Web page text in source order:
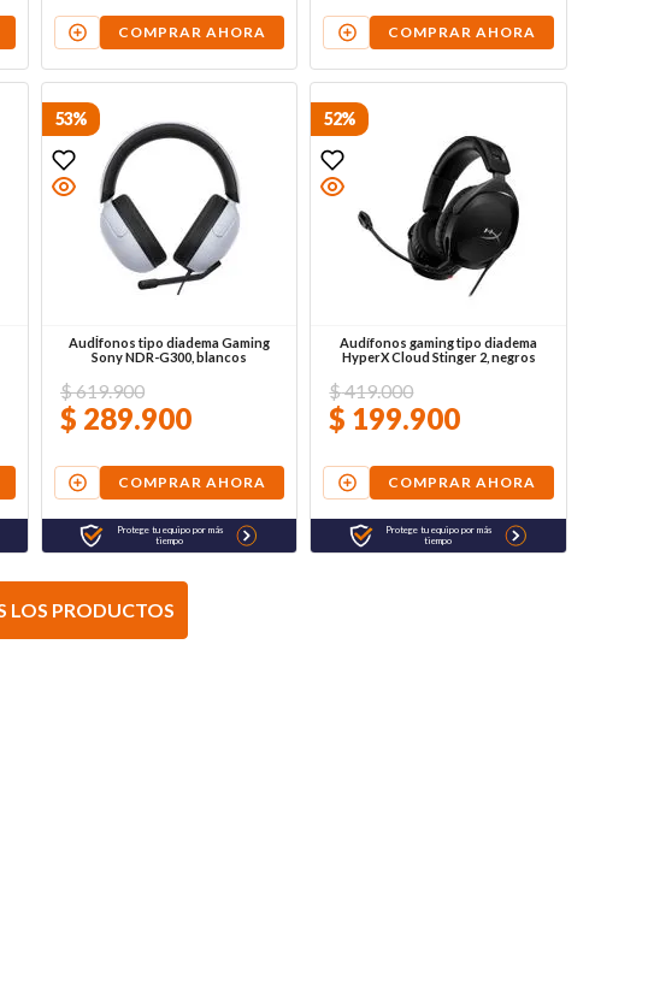
COMPRAR AHORA COMPRAR AHORA
53%
AudÍfonos tipo diadema Gaming
Sony NDR-G300, blancos
$619.900
$ 289.900
COMPRAR AHORA
Protege tu equipo por más
tiempo
52%
Audífonos gaming tipo diadema
HyperX Cloud Stinger 2, negros
$419.000
$ 199.900
COMPRAR AHORA
Protege tu equipo por más
tiempo